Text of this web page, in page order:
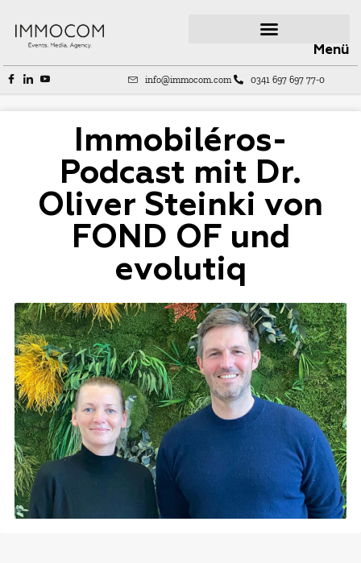
Menü
info@immocom.com 0341 697 697 77-0
Immobiléros-
Podcast mit Dr.
Oliver Steinki von
FOND OF und
evolutiq